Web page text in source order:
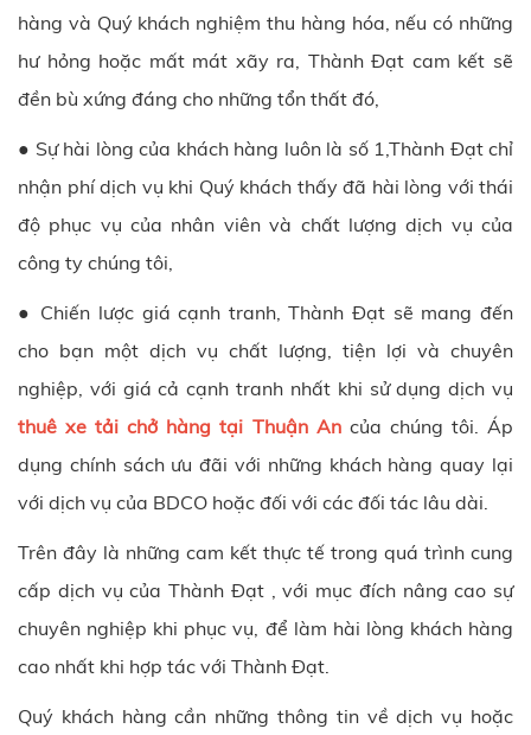
hàng và Quý khách nghiệm thu hàng hóa, nếu có những
hư hỏng hoặc mất mát xãy ra, Thành Đạt cam kết sẽ
đền bù xứng đáng cho những tổn thất đó,
● Sự hài lòng của khách hàng luôn là số 1,Thành Đạtchỉ
nhận phí dịch vụ khi Quý khách thấy đã hài lòng với thái
độ phục vụ của nhân viên và chất lượng dịch vụ của
công ty chúng tôi,
● Chiến lược giá cạnh tranh,Thành Đạt sẽ mang đến
cho bạn một dịch vụ chất lượng, tiện lợi và chuyên
nghiệp, với giá cả cạnh tranh nhất khi sử dụng dịch vụ
thuê xe tải chở hàng tại Thuận Ancủa chúng tôi. Áp
dụng chính sách ưu đãi với những khách hàng quay lại
với dịch vụ của BDCO hoặc đối với các đối tác lâu dài.
Trên đây là những cam kết thực tế trong quá trình cung
cấp dịch vụ của Thành Đạt
, với mục đích nâng cao sự
chuyên nghiệp khi phục vụ, để làm hài lòng khách hàng
cao nhất khi hợp tác với Thành Đạt.
Quý khách hàng cần những thông tin về dịch vụ hoặc